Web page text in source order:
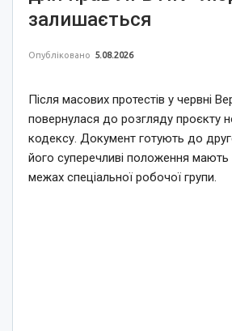
залишається
Опубліковано 5.08.2026
Після масових протестів у червні
повернулася до розгляду проєкту
кодексу. Документ готують до
його суперечливі положення
межах спеціальної робочої групи.